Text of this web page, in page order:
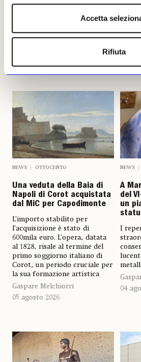
Accetta
Rifiuta
Altri articoli dell'autore
NEWS OTTOCENTO
Una veduta della Baia di
Napoli di Corot acquistata
dal MiC per Capodimonte
L’importo stabilito per
l’acquisizione è stato di
600mila euro. L’opera, datata
al 1828, risale al termine del
primo soggiorno italiano di
Corot, un periodo cruciale per
la sua formazione artistica
Gaspare Melchiorri
05 agosto 2026
NEWS
A
del
un
I
04